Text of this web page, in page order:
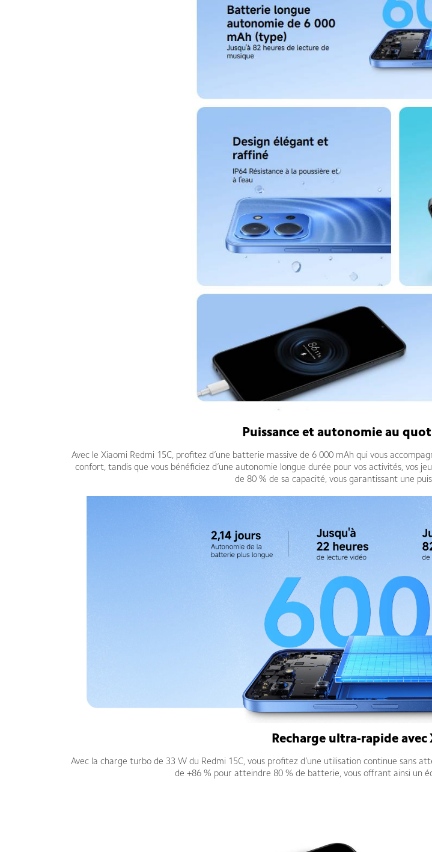
Puissance et autonomie au
Avec le Xiaomi Redmi 15C, profitez d’une batterie massive de 6 000 mAh qui vous
confort, tandis que vous bénéficiez d’une autonomie longue durée pour vos activités, vos
de 80 % de sa capacité, vous garantissant une
Recharge ultra-rapide avec
Avec la charge turbo de 33 W du Redmi 15C, vous profitez d’une utilisation continue sans
de +86 % pour atteindre 80 % de batterie, vous offrant ainsi un